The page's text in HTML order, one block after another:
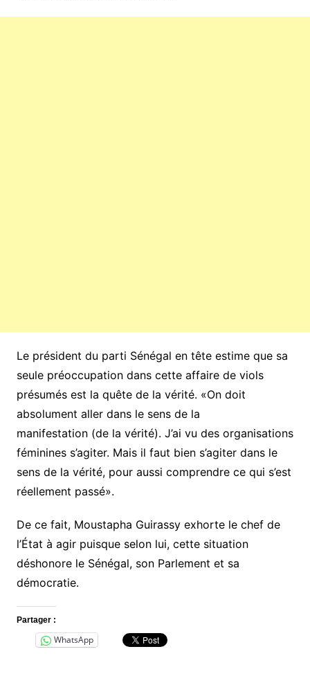
Le président du parti Sénégal en tête estime que sa
seule préoccupation dans cette affaire de viols
présumés est la quête de la vérité. «On doit
absolument aller dans le sens de la
manifestation (de la vérité). J’ai vu des organisations
féminines s’agiter. Mais il faut bien s’agiter dans le
sens de la vérité, pour aussi comprendre ce qui s’est
réellement passé».
De ce fait, Moustapha Guirassy exhorte le chef de
l’État à agir puisque selon lui, cette situation
déshonore le Sénégal, son Parlement et sa
démocratie.
Partager :
WhatsApp